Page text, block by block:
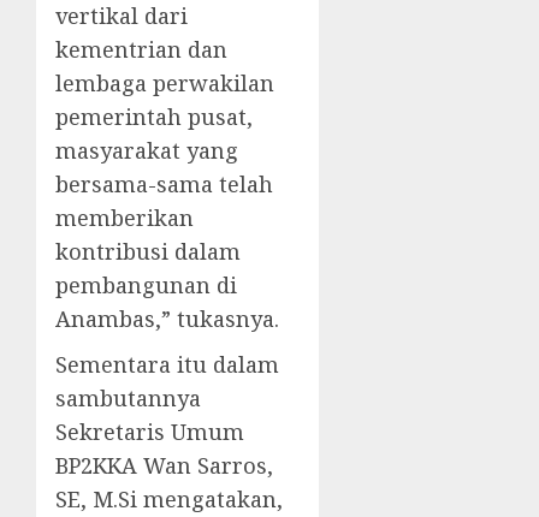
vertikal dari
kementrian dan
lembaga perwakilan
pemerintah pusat,
masyarakat yang
bersama-sama telah
memberikan
kontribusi dalam
pembangunan di
Anambas,” tukasnya.
Sementara itu dalam
sambutannya
Sekretaris Umum
BP2KKA Wan Sarros,
SE, M.Si mengatakan,